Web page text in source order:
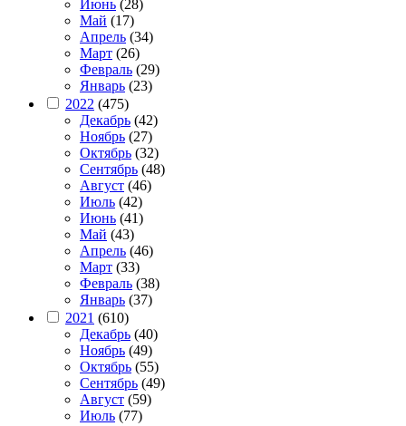
Июнь (28)
Май (17)
Апрель (34)
Март (26)
Февраль (29)
Январь (23)
2022 (475)
Декабрь (42)
Ноябрь (27)
Октябрь (32)
Сентябрь (48)
Август (46)
Июль (42)
Июнь (41)
Май (43)
Апрель (46)
Март (33)
Февраль (38)
Январь (37)
2021 (610)
Декабрь (40)
Ноябрь (49)
Октябрь (55)
Сентябрь (49)
Август (59)
Июль (77)